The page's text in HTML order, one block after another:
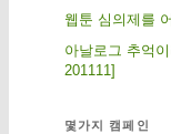
웹툰 심의제를
아날로그 추억
201111]
몇가지 캠페인